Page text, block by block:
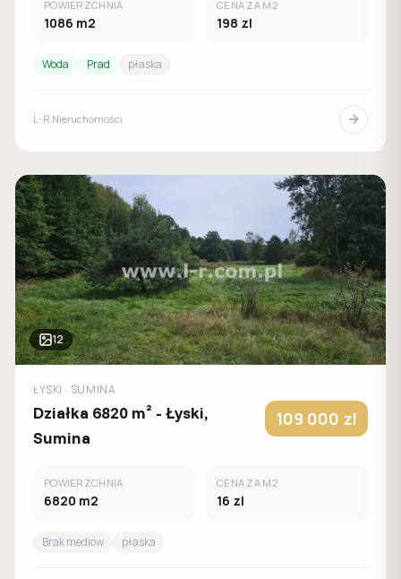
POWIERZCHNIA
1086 m2
CENA ZA M2
198 zl
Woda Prad płaska
L-R Nieruchomości
12
ŁYSKI · SUMINA
Działka 6820 m² - Łyski,
Sumina
109 000 zl
POWIERZCHNIA
6820 m2
CENA ZA M2
16 zl
Brak mediow płaska